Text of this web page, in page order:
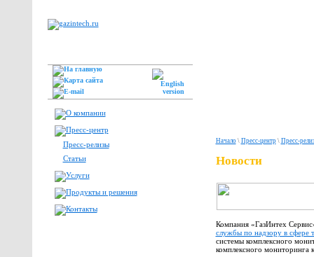
Пресс-релизы
Статьи
Начало\ Пресс-центр\ Пресс-
Новости
Компания «ГазИнтех
службы по надзору в сфере
системы комплексного
комплексного мониторинга